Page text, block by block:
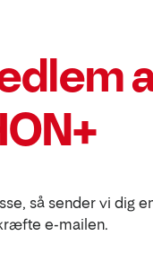
så sender vi dig
e-mailen.